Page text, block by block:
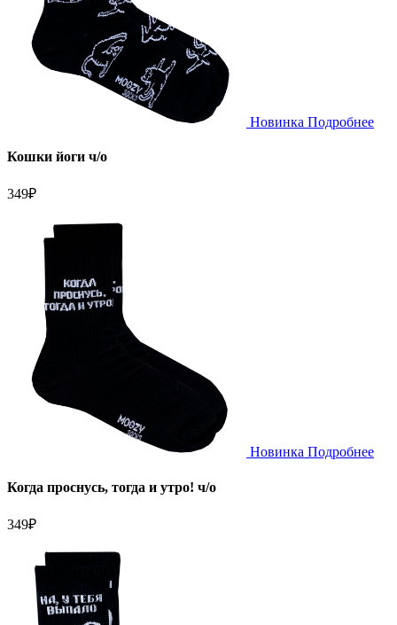
Новинка Подробнее
Кошки йоги ч/о
349₽
Новинка Подробнее
Когда проснусь, тогда и утро! ч/о
349₽